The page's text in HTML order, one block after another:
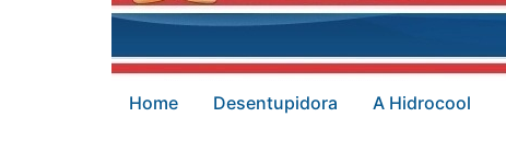
Home Desentupidora A Hidrocool